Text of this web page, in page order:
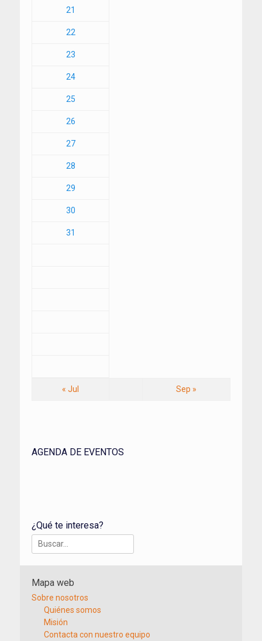
21
22
23
24
25
26
27
28
29
30
31
« Jul Sep »
AGENDA DE EVENTOS
¿Qué te interesa?
Buscar:
Mapa web
Sobre nosotros
Quiénes somos
Misión
Contacta con nuestro equipo